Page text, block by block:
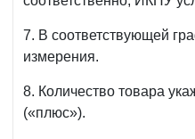
7. В соответствующей
измерения.
8. Количество товара
(«плюс»).